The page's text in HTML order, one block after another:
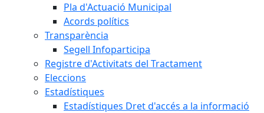
Pla d'Actuació Municipal
Acords polítics
Transparència
Segell Infoparticipa
Registre d'Activitats del Tractament
Eleccions
Estadístiques
Estadístiques Dret d'accés a la informació